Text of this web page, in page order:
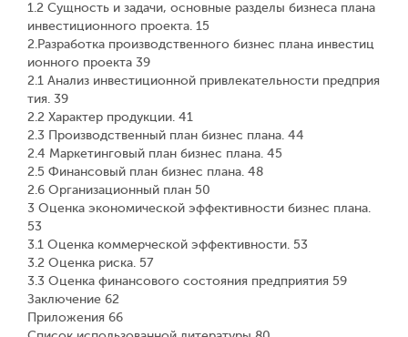
1.2 Сущность и задачи, основные разделы бизнеса плана
инвестиционного проекта. 15
2.Разработка производственного бизнес плана инвестиц
ионного проекта 39
2.1 Анализ инвестиционной привлекательности предприя
тия. 39
2.2 Характер продукции. 41
2.3 Производственный план бизнес плана. 44
2.4 Маркетинговый план бизнес плана. 45
2.5 Финансовый план бизнес плана. 48
2.6 Организационный план 50
3 Оценка экономической эффективности бизнес плана.
53
3.1 Оценка коммерческой эффективности. 53
3.2 Оценка риска. 57
3.3 Оценка финансового состояния предприятия 59
Заключение 62
Приложения 66